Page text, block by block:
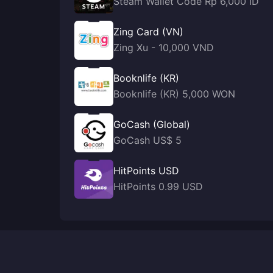
Zing Card (VN)
Zing Xu - 10,000 VND
Booknlife (KR)
Booknlife (KR) 5,000 WON
GoCash (Global)
GoCash US$ 5
HitPoints USD
HitPoints 0.99 USD